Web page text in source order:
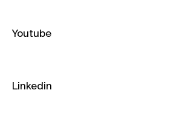
Youtube
Linkedin